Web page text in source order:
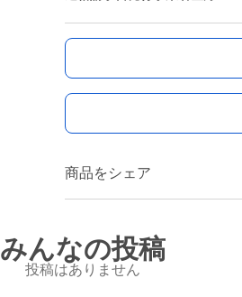
商品をシェア
みんなの投稿
投稿はありません